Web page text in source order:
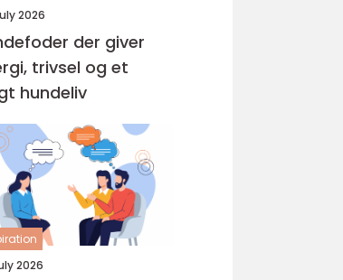
2026
der giver
trivsel og et
hundeliv
2026